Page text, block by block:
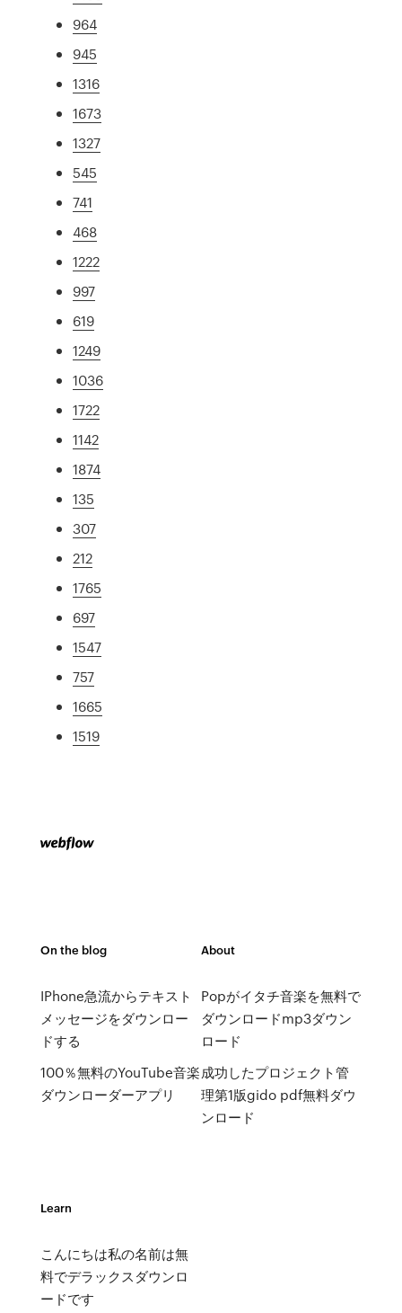
964
945
1316
1673
1327
545
741
468
1222
997
619
1249
1036
1722
1142
1874
135
307
212
1765
697
1547
757
1665
1519
On the blog
IPhone急流からテキスト
メッセージをダウンロー
ドする
100％無料のYouTube音楽
ダウンローダーアプリ
About
Popがイタチ音楽を無料で
ダウンロードmp3ダウン
ロード
成功したプロジェクト管
理第1版gido pdf無料ダウ
ンロード
Learn
こんにちは私の名前は無
料でデラックスダウンロ
ードです